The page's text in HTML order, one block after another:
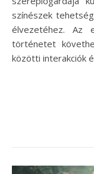
színészek
élvezetéhez. Az
történetet
közötti interakciók